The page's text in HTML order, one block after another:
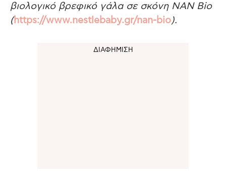
βιολογικό βρεφικό γάλα σε σκόνη NAN Bio
(https://www.nestlebaby.gr/nan-bio).